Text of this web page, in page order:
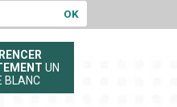
UN
BLANC